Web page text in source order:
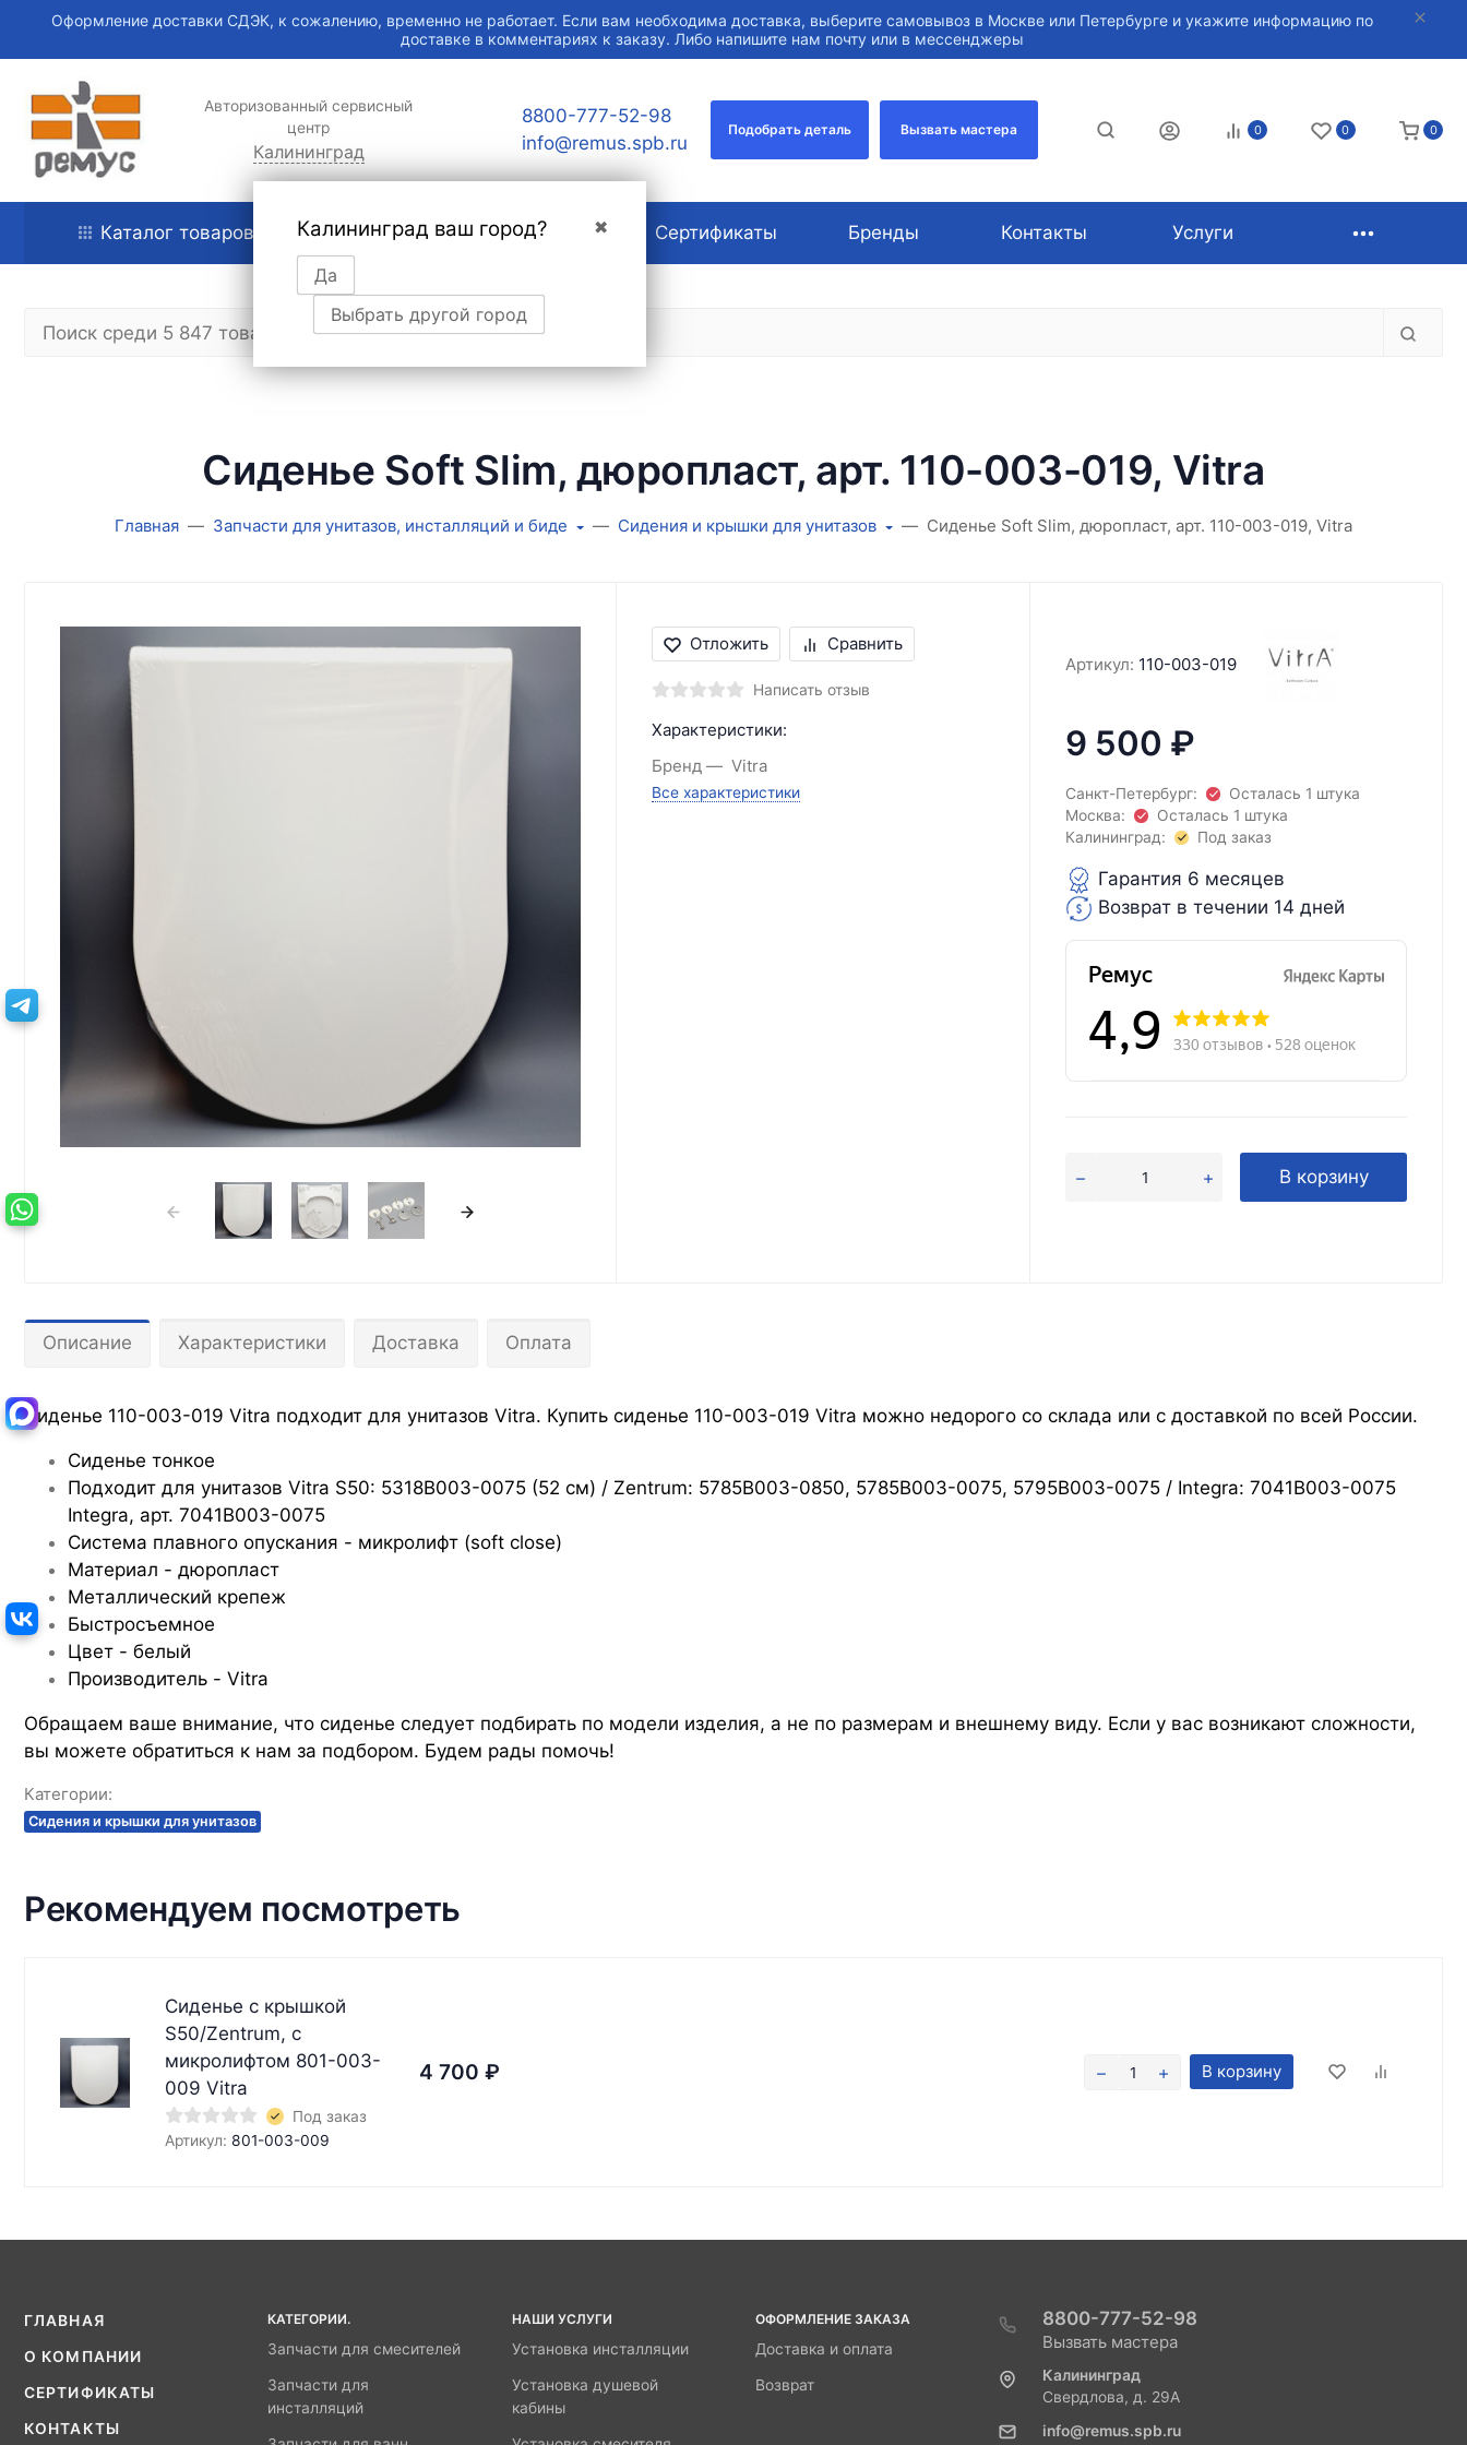
Оформление доставки СДЭК, к сожалению, временно не работает. Если вам необходима доставка, выберите самовывоз в Москве или Петербурге и укажите информацию по
доставке в комментариях к заказу. Либо напишите нам почту или в мессенджеры
Авторизованный сервисный
центр
Калининград
✖
Калининград ваш город?
Да
Выбрать другой город
8800-777-52-98
info@remus.spb.ru
Подобрать деталь Вызвать мастера 0 0 0
Каталог товаров Главная О компании Сертификаты Бренды Контакты Услуги
Cиденье Soft Slim, дюропласт, арт. 110-003-019, Vitra
Главная Запчасти для унитазов, инсталляций и биде Сидения и крышки для унитазов Cиденье Soft Slim, дюропласт, арт. 110-003-019, Vitra
Отложить Сравнить
Написать отзыв
Характеристики:
Бренд
Vitra
Все характеристики
Артикул: 110-003-019
9 500 ₽
Санкт-Петербург:
Осталась 1 штука
Москва:
Осталась 1 штука
Калининград:
Под заказ
Гарантия 6 месяцев
Возврат в течении 14 дней
В корзину
Описание Характеристики Доставка Оплата
Сиденье 110-003-019 Vitra подходит для унитазов Vitra. Купить сиденье 110-003-019 Vitra можно недорого со склада или с доставкой по всей России.
Cиденье тонкое
Подходит для унитазов Vitra S50: 5318B003-0075 (52 см) / Zentrum: 5785B003-0850, 5785B003-0075, 5795B003-0075 / Integra: 7041B003-0075
Integra, арт. 7041B003-0075
Система плавного опускания - микролифт (soft close)
Материал - дюропласт
Металлический крепеж
Быстросъемное
Цвет - белый
Производитель - Vitra
Обращаем ваше внимание, что сиденье следует подбирать по модели изделия, а не по размерам и внешнему виду. Если у вас возникают сложности,
вы можете обратиться к нам за подбором. Будем рады помочь!
Категории:
Сидения и крышки для унитазов
Рекомендуем посмотреть
Сиденье с крышкой
S50/Zentrum, с
микролифтом 801-003-
009 Vitra
Под заказ
Артикул: 801-003-009
4 700 ₽ В корзину
ГЛАВНАЯ
О КОМПАНИИ
СЕРТИФИКАТЫ
КОНТАКТЫ
КАТЕГОРИИ.
Запчасти для смесителей
Запчасти для
инсталляций
НАШИ УСЛУГИ
Установка инсталляции
Установка душевой
кабины
ОФОРМЛЕНИЕ ЗАКАЗА
Доставка и оплата
Возврат
8800-777-52-98
Вызвать мастера
Калининград
Свердлова, д. 29А
info@remus.spb.ru